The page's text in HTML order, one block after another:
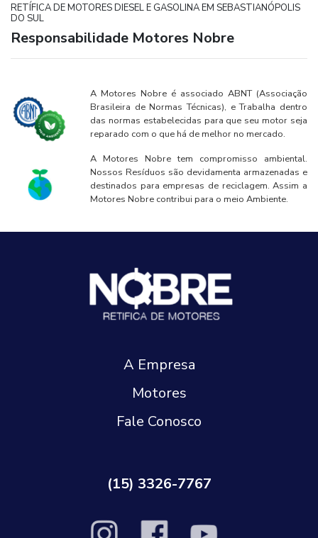
RETÍFICA DE MOTORES DIESEL E GASOLINA EM SEBASTIANÓPOLIS
DO SUL
Responsabilidade Motores Nobre
A Motores Nobre é associado ABNT (Associação
Brasileira de Normas Técnicas), e Trabalha dentro
das normas estabelecidas para que seu motor seja
reparado com o que há de melhor no mercado.
A Motores Nobre tem compromisso ambiental.
Nossos Resíduos são devidamenta armazenadas e
destinados para empresas de reciclagem. Assim a
Motores Nobre contribui para o meio Ambiente.
A Empresa
Motores
Fale Conosco
(15) 3326-7767